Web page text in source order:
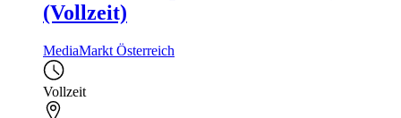
(Vollzeit)
MediaMarkt Österreich
Vollzeit